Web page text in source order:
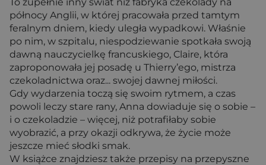
północy Anglii, w której pracowała przed tamtym
feralnym dniem, kiedy uległa wypadkowi. Właśnie
po nim, w szpitalu, niespodziewanie spotkała swoją
dawną nauczycielkę francuskiego, Claire, która
zaproponowała jej posadę u Thierry’ego, mistrza
czekoladnictwa oraz... swojej dawnej miłości.
Gdy wydarzenia toczą się swoim rytmem, a czas
powoli leczy stare rany, Anna dowiaduje się o sobie –
i o czekoladzie – więcej, niż potrafiłaby sobie
wyobrazić, a przy okazji odkrywa, że życie może
jeszcze mieć słodki smak.
W książce znajdziesz także przepisy na przepyszne